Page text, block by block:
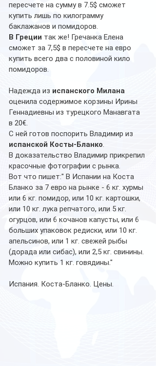
пересчете на сумму в 7.5$ сможет
купить лишь по килограмму
баклажанов и помидоров.
В Греции так же! Гречанка Елена
сможет за 7,5$ в пересчете на евро
купить всего два с половиной кило
помидоров.
Надежда из испанского Милана
оценила содержимое корзины Ирины
Геннадиевны из турецкого Манавгата
в 20€.
С ней готов поспорить Владимир из
испанской Косты-Бланко.
В доказательство Владимир прикрепил
красочные фотографии с рынка.
Вот что пишет:" В Испании на Коста
Бланко за 7 евро на рынке - 6 кг. хурмы
или 6 кг. помидор, или 10 кг. картошки,
или 10 кг. лука репчатого, или 5 кг.
огурцов, или 6 кочанов капусты, или 6
больших упаковок редиски, или 10 кг.
апельсинов, или 1 кг. свежей рыбы
(дорада или сибас), или 2,5 кг. свинины.
Можно купить 1 кг. говядины."
Испания. Коста-Бланко. Цены.